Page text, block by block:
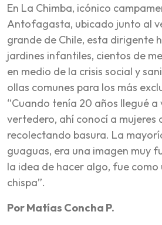
En La Chimba, icónico
Antofagasta, ubicado junto al
grande de Chile, esta dirigente
jardines infantiles, cientos de
en medio de la crisis social y
ollas comunes para los más
“Cuando tenía 20 años llegué a
vertedero, ahí conocí a mujeres
recolectando basura. La
guaguas, era una imagen muy
la idea de hacer algo, fue como
chispa”.
Por Matías Concha P.